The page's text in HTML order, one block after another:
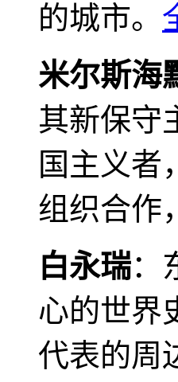
的城市。
米尔斯海
其新保守
国主义者
组织合作
白永瑞：
心的世界
代表的周